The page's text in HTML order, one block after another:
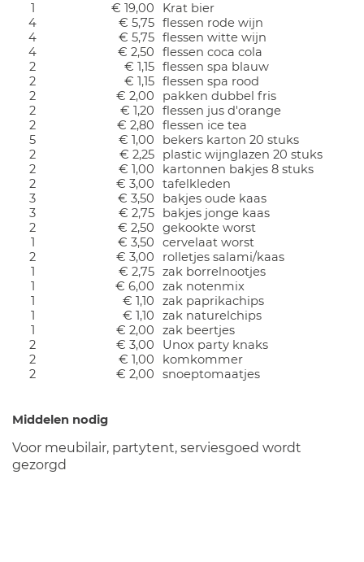
1
€ 19,00
Krat bier
4
€ 5,75 flessen rode wijn
4
€ 5,75 flessen witte wijn
4
€ 2,50
flessen coca cola
2
€ 1,15 flessen spa blauw
2
€ 1,15 flessen spa rood
2
€ 2,00
pakken dubbel fris
2
€ 1,20
flessen jus d'orange
2
€ 2,80
flessen ice tea
5
€ 1,00
bekers karton 20 stuks
2
€ 2,25
plastic wijnglazen 20 stuks
2
€ 1,00
kartonnen bakjes 8 stuks
2
€ 3,00
tafelkleden
3
€ 3,50
bakjes oude kaas
3
€ 2,75
bakjes jonge kaas
2
€ 2,50
gekookte worst
1
€ 3,50
cervelaat worst
2
€ 3,00
rolletjes salami/kaas
1
€ 2,75 zak borrelnootjes
1
€ 6,00
zak notenmix
1
€ 1,10
zak paprikachips
1
€ 1,10
zak naturelchips
1
€ 2,00
zak beertjes
2
€ 3,00
Unox party knaks
2
€ 1,00
komkommer
2
€ 2,00 snoeptomaatjes
Middelen nodig
Voor meubilair, partytent, serviesgoed wordt
gezorgd